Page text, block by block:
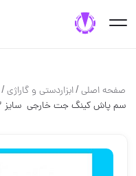
صفحه اصلی/ابزاردستی و گاراژی/
سم پاش کینگ جت خارجی ️ سایز ۲ لیت